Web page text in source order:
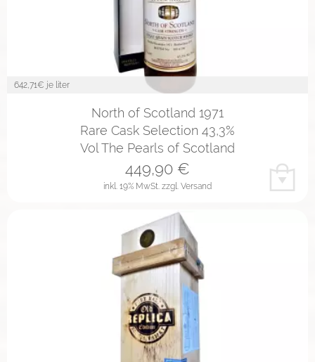
642,71€ je liter
North of Scotland 1971
Rare Cask Selection 43,3%
Vol The Pearls of Scotland
inkl. 19% MwSt. zzgl. Versand
449,90 €